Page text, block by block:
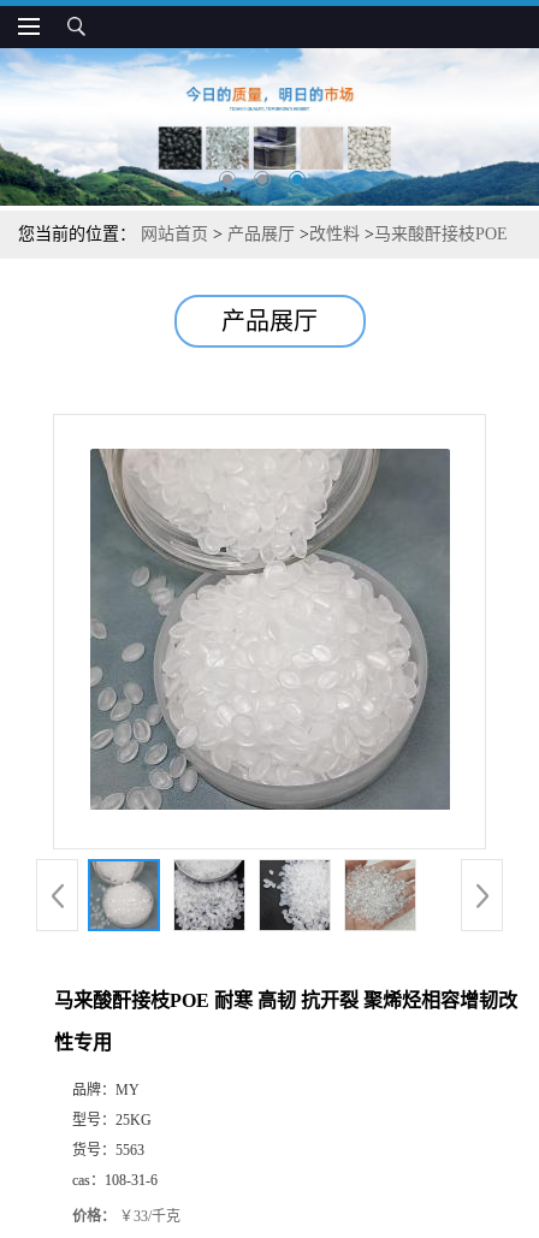
您当前的位置： 网站首页 > 产品展厅 >改性料 >马来酸酐接枝POE
产品展厅
马来酸酐接枝POE 耐寒 高韧 抗开裂 聚烯烃相容增韧改
性专用
品牌： MY
型号： 25KG
货号： 5563
cas： 108-31-6
价格： ￥33/千克